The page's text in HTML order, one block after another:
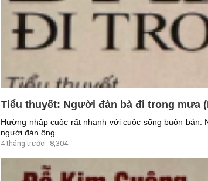
Tiểu thuyết: Người đàn bà đi trong mưa
Hường nhập cuộc rất nhanh với cuộc sống buôn
người đàn ông...
4 tháng trước 8,304